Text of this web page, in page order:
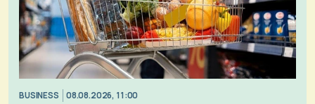
BUSINESS 08.08.2026, 11:00